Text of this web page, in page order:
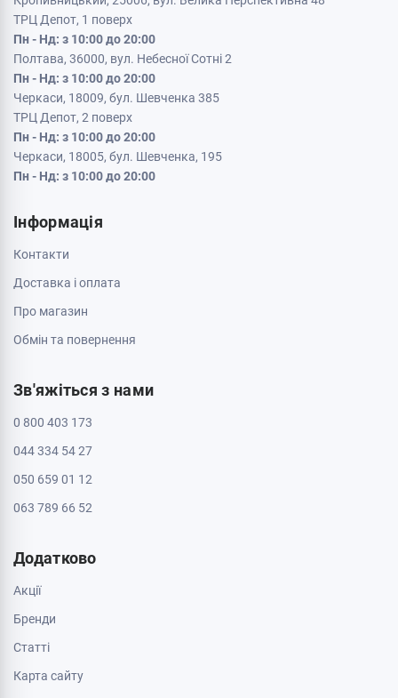
ТРЦ Депот, 1 поверх
Пн - Нд: з 10:00 до 20:00
Полтава, 36000, вул. Небесної Сотні 2
Пн - Нд: з 10:00 до 20:00
Черкаси, 18009, бул. Шевченка 385
ТРЦ Депот, 2 поверх
Пн - Нд: з 10:00 до 20:00
Черкаси, 18005, бул. Шевченка, 195
Пн - Нд: з 10:00 до 20:00
Інформація
Контакти
Доставка і оплата
Про магазин
Обмін та повернення
Зв'яжіться з нами
0 800 403 173
044 334 54 27
050 659 01 12
063 789 66 52
Додатково
Акції
Бренди
Cтатті
Карта сайту